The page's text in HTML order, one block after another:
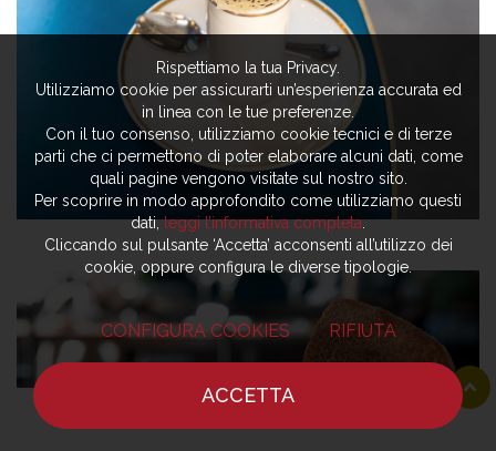
Rispettiamo la tua Privacy.
Utilizziamo cookie per assicurarti un’esperienza accurata ed
in linea con le tue preferenze.
Con il tuo consenso, utilizziamo cookie tecnici e di terze
parti che ci permettono di poter elaborare alcuni dati, come
quali pagine vengono visitate sul nostro sito.
Per scoprire in modo approfondito come utilizziamo questi
dati,leggi l’informativa completa.
Cliccando sul pulsante ‘Accetta’ acconsenti all’utilizzo dei
cookie, oppure configura le diverse tipologie.
CONFIGURA COOKIES RIFIUTA
ACCETTA